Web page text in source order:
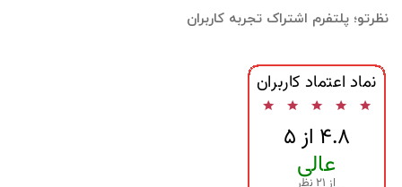
نظرتو؛ پلتفرم اشتراک تجربه کاربران